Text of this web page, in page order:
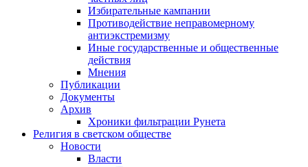
Избирательные кампании
Противодействие неправомерному
антиэкстремизму
Иные государственные и общественные
действия
Мнения
Публикации
Документы
Архив
Хроники фильтрации Рунета
Религия в светском обществе
Новости
Власти